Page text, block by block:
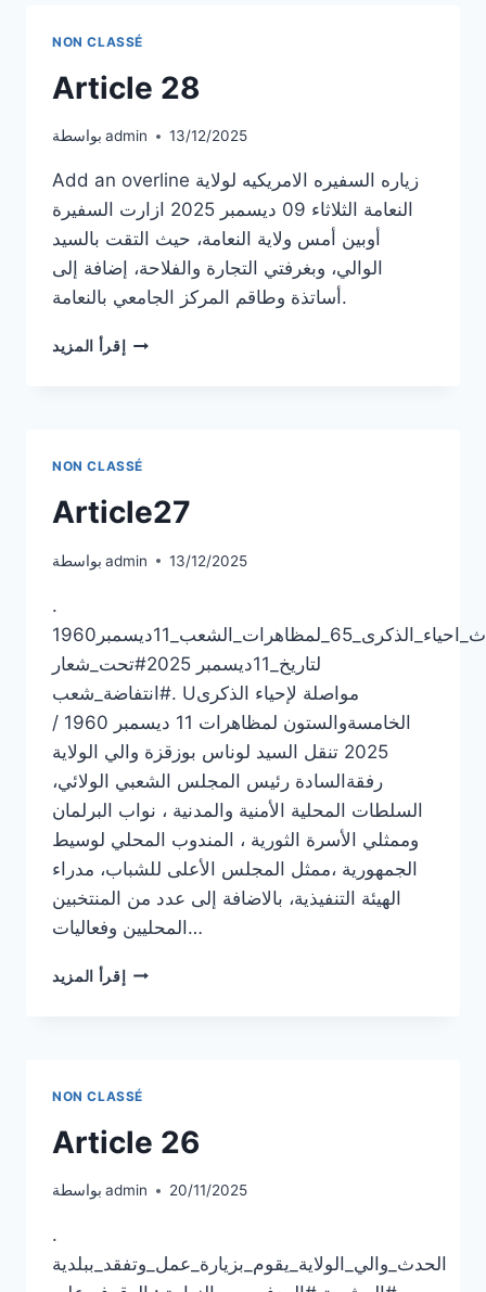
NON CLASSÉ
Article 28
بواسطة admin 13/12/2025
Add an overline زياره السفيره الامريكيه لولاية
النعامة الثلاثاء 09 ديسمبر 2025 ازارت السفيرة
أوبين أمس ولاية النعامة، حيث التقت بالسيد
الوالي، وبغرفتي التجارة والفلاحة، إضافة إلى
أساتذة وطاقم المركز الجامعي بالنعامة.
إقرأ المزيد ARTICLE
NON CLASSÉ
Article27
بواسطة admin 13/12/2025
.
الحدث_احياء_الذكرى_65_لمظاهرات_الشعب_11ديسمبر1960
لتاريخ_11ديسمبر 2025#تحت_شعار
#انتفاضة_شعب. Uمواصلة لإحياء الذكرى
الخامسةوالستون لمظاهرات 11 ديسمبر 1960 /
2025 تنقل السيد لوناس بوزقزة والي الولاية
رفقةالسادة رئيس المجلس الشعبي الولائي،
السلطات المحلية الأمنية والمدنية ، نواب البرلمان
وممثلي الأسرة الثورية ، المندوب المحلي لوسيط
الجمهورية ،ممثل المجلس الأعلى للشباب، مدراء
الهيئة التنفيذية، بالاضافة إلى عدد من المنتخبين
المحليين وفعاليات…
إقرأ المزيد ARTICLE27
NON CLASSÉ
Article 26
بواسطة admin 20/11/2025
.
الحدث_والي_الولاية_يقوم_بزيارة_عمل_وتفقد_ببلدية